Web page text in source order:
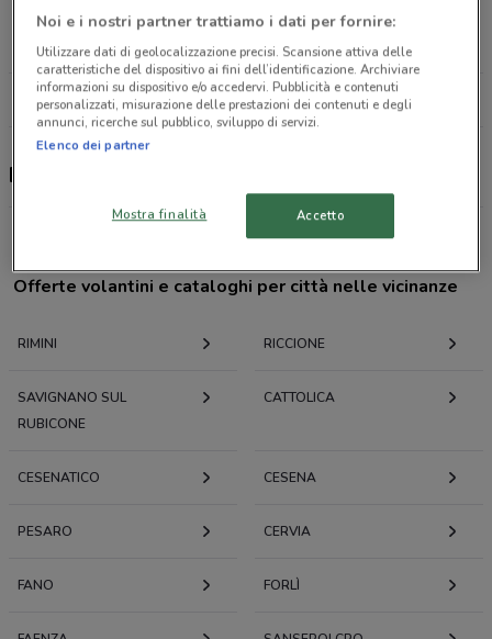
Via Roma Snc Vallefoglia
28 km
Tutti i negozi BNL
BNL, offerte e negozi
Offerte volantini e cataloghi per città nelle vicinanze
RIMINI RICCIONE
SAVIGNANO SUL
RUBICONE
CATTOLICA
CESENATICO CESENA
PESARO CERVIA
FANO FORLÌ
Noi e i nostri partner trattiamo i dati per fornire:
Utilizzare dati di geolocalizzazione precisi. Scansione attiva delle
caratteristiche del dispositivo ai fini dell’identificazione. Archiviare
informazioni su dispositivo e/o accedervi. Pubblicità e contenuti
personalizzati, misurazione delle prestazioni dei contenuti e degli
annunci, ricerche sul pubblico, sviluppo di servizi.
Elenco dei partner
Mostra finalità Accetto